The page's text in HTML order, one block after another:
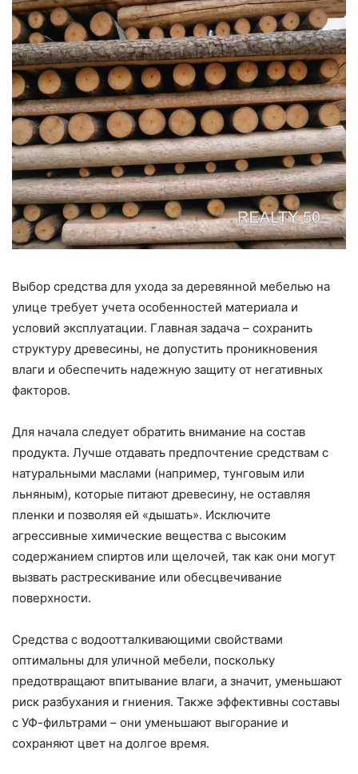
Выбор средства для ухода за деревянной мебелью на
улице требует учета особенностей материала и
условий эксплуатации. Главная задача – сохранить
структуру древесины, не допустить проникновения
влаги и обеспечить надежную защиту от негативных
факторов.
Для начала следует обратить внимание на состав
продукта. Лучше отдавать предпочтение средствам с
натуральными маслами (например, тунговым или
льняным), которые питают древесину, не оставляя
пленки и позволяя ей «дышать». Исключите
агрессивные химические вещества с высоким
содержанием спиртов или щелочей, так как они могут
вызвать растрескивание или обесцвечивание
поверхности.
Средства с водоотталкивающими свойствами
оптимальны для уличной мебели, поскольку
предотвращают впитывание влаги, а значит, уменьшают
риск разбухания и гниения. Также эффективны составы
с УФ-фильтрами – они уменьшают выгорание и
сохраняют цвет на долгое время.